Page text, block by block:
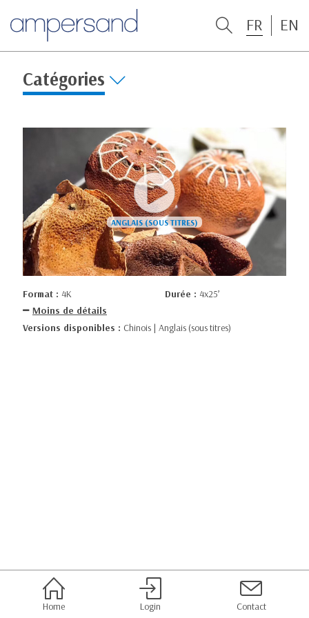
FR EN
Catégories
Format : 4K Durée : 4x25’
Moins de détails
Versions disponibles : Chinois | Anglais (sous titres)
Home Login Contact